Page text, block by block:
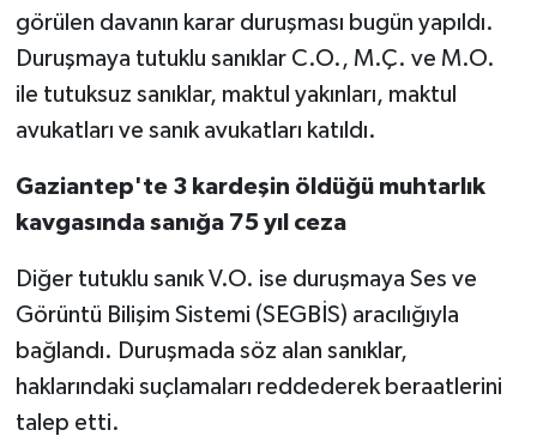
görülen davanın karar duruşması bugün yapıldı.
Duruşmaya tutuklu sanıklar C.O., M.Ç. ve M.O.
ile tutuksuz sanıklar, maktul yakınları, maktul
avukatları ve sanık avukatları katıldı.
Gaziantep'te 3 kardeşin öldüğü muhtarlık
kavgasında sanığa 75 yıl ceza
Diğer tutuklu sanık V.O. ise duruşmaya Ses ve
Görüntü Bilişim Sistemi (SEGBİS) aracılığıyla
bağlandı. Duruşmada söz alan sanıklar,
haklarındaki suçlamaları reddederek beraatlerini
talep etti.
Teknoloji
Türkiye
Yaşam
Yeme-İçme